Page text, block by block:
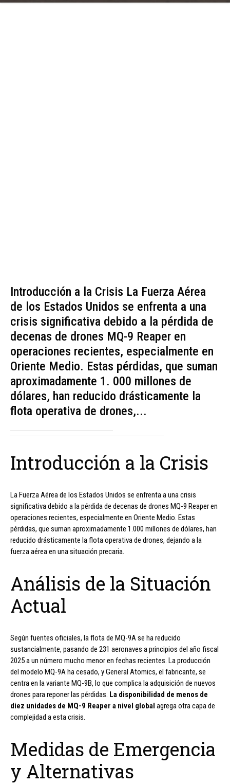
Introducción a la Crisis La Fuerza Aérea
de los Estados Unidos se enfrenta a una
crisis significativa debido a la pérdida de
decenas de drones MQ-9 Reaper en
operaciones recientes, especialmente en
Oriente Medio. Estas pérdidas, que suman
aproximadamente 1. 000 millones de
dólares, han reducido drásticamente la
flota operativa de drones,...
Introducción a la Crisis
La Fuerza Aérea de los Estados Unidos se enfrenta a una crisis
significativa debido a la pérdida de decenas de drones MQ-9 Reaper en
operaciones recientes, especialmente en Oriente Medio. Estas
pérdidas, que suman aproximadamente 1.000 millones de dólares, han
reducido drásticamente la flota operativa de drones, dejando a la
fuerza aérea en una situación precaria.
Análisis de la Situación
Actual
Según fuentes oficiales, la flota de MQ-9A se ha reducido
sustancialmente, pasando de 231 aeronaves a principios del año fiscal
2025 a un número mucho menor en fechas recientes. La producción
del modelo MQ-9A ha cesado, y General Atomics, el fabricante, se
centra en la variante MQ-9B, lo que complica la adquisición de nuevos
drones para reponer las pérdidas. La disponibilidad de menos de
diez unidades de MQ-9 Reaper a nivel global agrega otra capa de
complejidad a esta crisis.
Medidas de Emergencia
y Alternativas